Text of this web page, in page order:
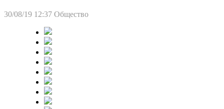
30/08/19 12:37 Общество